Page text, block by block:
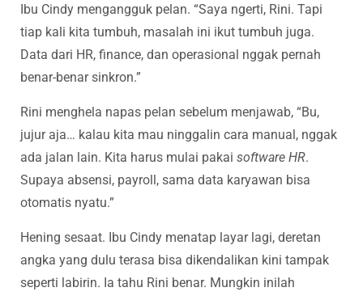
Ibu Cindy mengangguk pelan. “Saya ngerti, Rini. Tapi
tiap kali kita tumbuh, masalah ini ikut tumbuh juga.
Data dari HR, finance, dan operasional nggak pernah
benar-benar sinkron.”
Rini menghela napas pelan sebelum menjawab, “Bu,
jujur aja… kalau kita mau ninggalin cara manual, nggak
ada jalan lain. Kita harus mulai pakai software HR.
Supaya absensi, payroll, sama data karyawan bisa
otomatis nyatu.”
Hening sesaat. Ibu Cindy menatap layar lagi, deretan
angka yang dulu terasa bisa dikendalikan kini tampak
seperti labirin. Ia tahu Rini benar. Mungkin inilah